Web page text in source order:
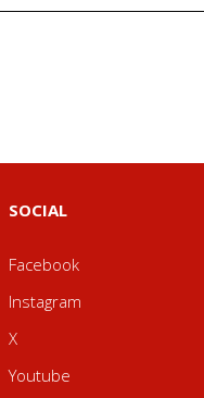
SOCIAL
Facebook
Instagram
X
Youtube